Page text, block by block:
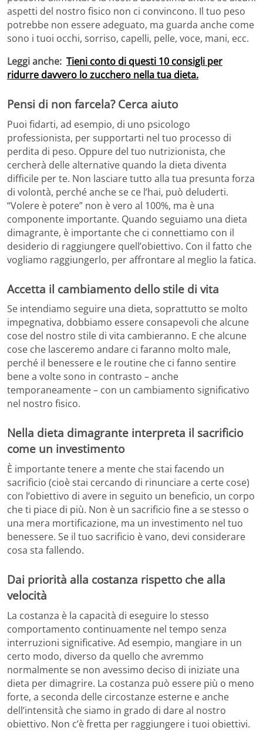
aspetti del nostro fisico non ci convincono. Il tuo peso
potrebbe non essere adeguato, ma guarda anche come
sono i tuoi occhi, sorriso, capelli, pelle, voce, mani, ecc.
Leggi anche: Tieni conto di questi 10 consigli per
ridurre davvero lo zucchero nella tua dieta.
Pensi di non farcela? Cerca aiuto
Puoi fidarti, ad esempio, di uno psicologo
professionista, per supportarti nel tuo processo di
perdita di peso. Oppure del tuo nutrizionista, che
cercherà delle alternative quando la dieta diventa
difficile per te. Non lasciare tutto alla tua presunta forza
di volontà, perché anche se ce l’hai, può deluderti.
“Volere è potere” non è vero al 100%, ma è una
componente importante. Quando seguiamo una dieta
dimagrante, è importante che ci connettiamo con il
desiderio di raggiungere quell’obiettivo. Con il fatto che
vogliamo raggiungerlo, per affrontare al meglio la fatica.
Accetta il cambiamento dello stile di vita
Se intendiamo seguire una dieta, soprattutto se molto
impegnativa, dobbiamo essere consapevoli che alcune
cose del nostro stile di vita cambieranno. E che alcune
cose che lasceremo andare ci faranno molto male,
perché il benessere e le routine che ci fanno sentire
bene a volte sono in contrasto – anche
temporaneamente – con un cambiamento significativo
nel nostro fisico.
Nella dieta dimagrante interpreta il sacrificio
come un investimento
È importante tenere a mente che stai facendo un
sacrificio (cioè stai cercando di rinunciare a certe cose)
con l’obiettivo di avere in seguito un beneficio, un corpo
che ti piace di più. Non è un sacrificio fine a se stesso o
una mera mortificazione, ma un investimento nel tuo
benessere. Se il tuo sacrificio è vano, devi considerare
cosa sta fallendo.
Dai priorità alla costanza rispetto che alla
velocità
La costanza è la capacità di eseguire lo stesso
comportamento continuamente nel tempo senza
interruzioni significative. Ad esempio, mangiare in un
certo modo, diverso da quello che avremmo
normalmente se non avessimo deciso di iniziate una
dieta per dimagrire. La costanza può essere più o meno
forte, a seconda delle circostanze esterne e anche
dell’intensità che siamo in grado di dare al nostro
obiettivo. Non c’è fretta per raggiungere i tuoi obiettivi.